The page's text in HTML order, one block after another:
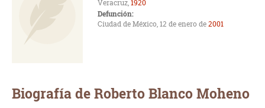
Veracruz,1920
Defunción:
Ciudad de México, 12 de enero de2001
Biografía de Roberto Blanco Moheno